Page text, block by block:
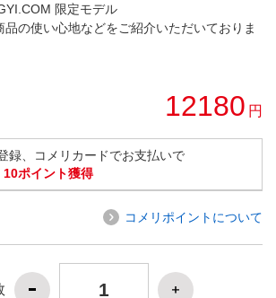
限定モデル
の使い心地などをご紹介いただいておりま
12180 円
録、コメリカードでお支払いで
10ポイント獲得
コメリポイントについて